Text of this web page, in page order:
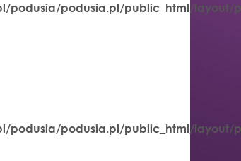
podusia/podusia.pl/public_html/layout/
podusia/podusia.pl/public_html/layout/